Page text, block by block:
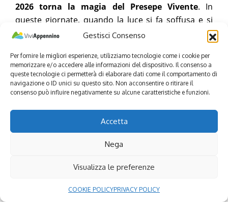
Gestisci Consenso
Per fornire le migliori esperienze, utilizziamo tecnologie come i cookie per
memorizzare e/o accedere alle informazioni del dispositivo. Il consenso a
queste tecnologie ci permetterà di elaborare dati come il comportamento di
navigazione o ID unici su questo sito. Non acconsentire o ritirare il
consenso può influire negativamente su alcune caratteristiche e funzioni.
Accetta
Nega
Visualizza le preferenze
COOKIE POLICYPRIVACY POLICY
2026 torna la magia del Presepe Vivente. In
queste giornate, quando la luce si fa soffusa e si
accendono falò, ceri e fiaccole, lungo le vie del
paese sarà possibile rivivere l’atmosfera della
Betlemme di 2000 anni fa, tra antichi mestieri e
figuranti in costume.
La tradizione risale al 1958, quando si svolse la
biennale dopo una pausa di quasi trent’anni nel
1984. Tutto il paese viene coinvolto per dare vita a
questa rappresentazione, regalando emozioni
vicoli e le volte di questo borgo medioevale.
© gianluca_gio87© oscarrosiphoto© Fiumalbo Events